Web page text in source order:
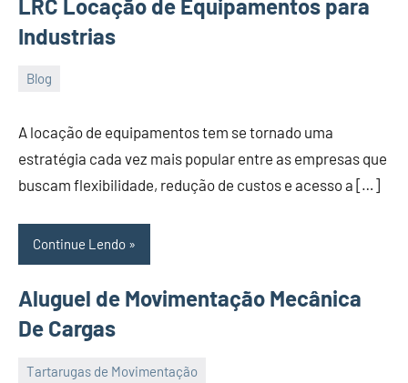
LRC Locação de Equipamentos para
Industrias
Blog
January
de
2024
Administrador
A locação de equipamentos tem se tornado uma
estratégia cada vez mais popular entre as empresas que
buscam flexibilidade, redução de custos e acesso a […]
Continue Lendo
Aluguel de Movimentação Mecânica
De Cargas
Tartarugas de Movimentação